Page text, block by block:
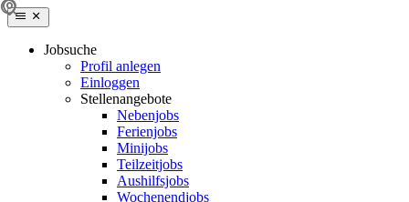
Jobsuche
Profil anlegen
Einloggen
Stellenangebote
Nebenjobs
Ferienjobs
Minijobs
Teilzeitjobs
Aushilfsjobs
Wochenendjobs